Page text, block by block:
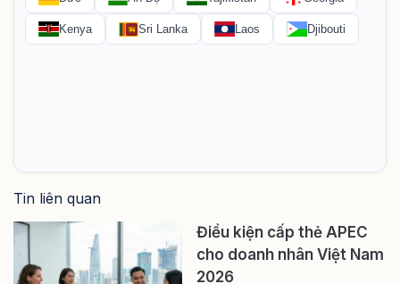
Tin liên quan
Điều kiện cấp thẻ APEC
cho doanh nhân Việt Nam
2026